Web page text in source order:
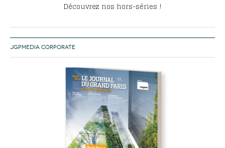
Découvrez nos hors-séries !
JGPMEDIA CORPORATE